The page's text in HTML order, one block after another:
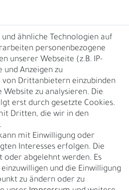
ähnliche Technologien auf
personenbezogene
unserer Webseite (z.B. IP-
und Anzeigen zu
Drittanbietern einzubinden
zu analysieren. Die
erst durch gesetzte Cookies.
Dritten, die wir in den
mit Einwilligung oder
Interesses erfolgen. Die
abgelehnt werden. Es
und die Einwilligung
zu ändern oder zu